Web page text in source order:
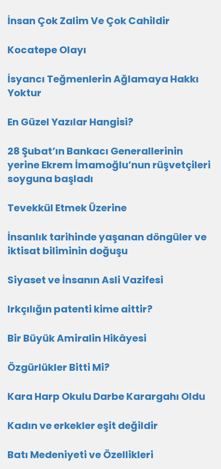
İnsan Çok Zalim Ve Çok Cahildir
Kocatepe Olayı
İsyancı Teğmenlerin Ağlamaya Hakkı
Yoktur
En Güzel Yazılar Hangisi?
28 Şubat’ın Bankacı Generallerinin
yerine Ekrem İmamoğlu’nun rüşvetçileri
soyguna başladı
Tevekkül Etmek Üzerine
İnsanlık tarihinde yaşanan döngüler ve
iktisat biliminin doğuşu
Siyaset ve İnsanın Asli Vazifesi
Irkçılığın patenti kime aittir?
Bir Büyük Amiralin Hikâyesi
Özgürlükler Bitti Mi?
Kara Harp Okulu Darbe Karargahı Oldu
Kadın ve erkekler eşit değildir
Batı Medeniyeti ve Özellikleri